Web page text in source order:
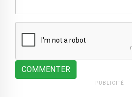
COMMENTER
PUBLICITÉ